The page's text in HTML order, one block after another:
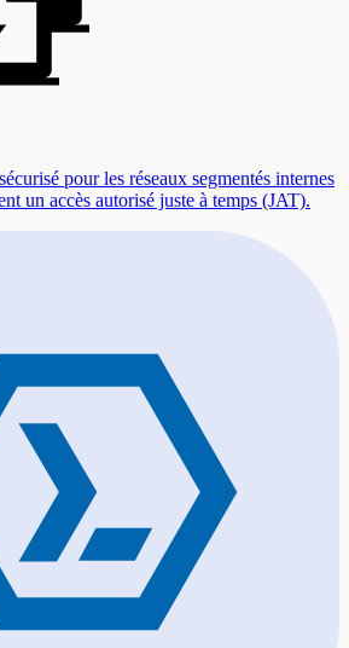
pour les réseaux segmentés internes
un accès autorisé juste à temps (JAT).